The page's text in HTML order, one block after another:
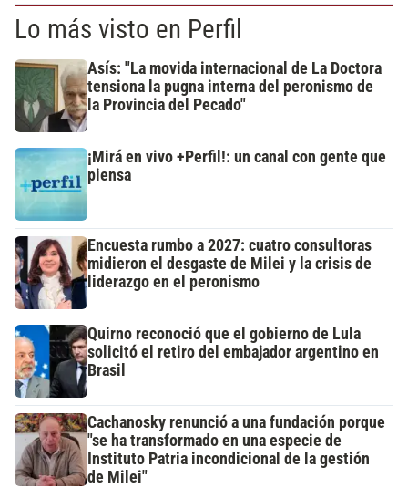
Lo más visto en Perfil
Asís: "La movida internacional de La Doctora
tensiona la pugna interna del peronismo de
la Provincia del Pecado"
¡Mirá en vivo +Perfil!: un canal con gente que
piensa
Encuesta rumbo a 2027: cuatro consultoras
midieron el desgaste de Milei y la crisis de
liderazgo en el peronismo
Quirno reconoció que el gobierno de Lula
solicitó el retiro del embajador argentino en
Brasil
Cachanosky renunció a una fundación porque
"se ha transformado en una especie de
Instituto Patria incondicional de la gestión
de Milei"